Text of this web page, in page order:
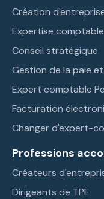
Création
Expertise comptable
Conseil stratégique
Gestion de la paie
Expert comptable
Facturation
Changer d'expert-
Professions
Créateurs
Dirigeants de TPE